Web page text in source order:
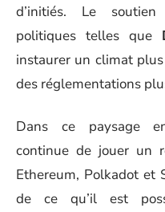
d’initiés. Le
politiques telles que
instaurer un climat
des réglementations
Dans ce paysage
continue de jouer un
Ethereum, Polkadot et
de ce qu’il est